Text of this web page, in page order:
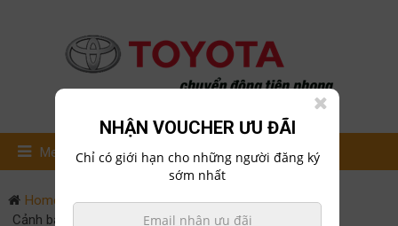
Menu
Home
Chăm Sóc Xe
Cảnh báo lốp xe ô tô của bạn đã đến hạn thay thế.
NHẬN VOUCHER ƯU ĐÃI
Chỉ có giới hạn cho những người đăng ký
sớm nhất